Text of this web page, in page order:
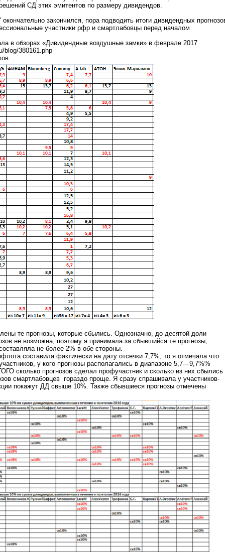
СД этих эмитентов по размеру дивидендов.
закончился, пора подводить итоги дивидендных
участники рфр и смартлабовцы перед началом
в обзорах «Дивидендные воздушные замки» в феврале 2017
blog/380161.php
те прогнозы, которые сбылись. Однозначно, до десятой доли
не возможна, поэтому я принимала за сбывшийся те прогнозы,
не более 2% в обе стороны.
составила фактически на дату отсечки 7,7%, то я отмечала что
у кого прогнозы располагались в диапазоне 5,7—9,7%%
сколько прогнозов сделал профучастник и сколько из них сбылись
смартлабовцев гораздо проще. Я сразу спрашивала у участников-
покажут ДД свыше 10%. Также сбывшиеся прогнозы отмечены